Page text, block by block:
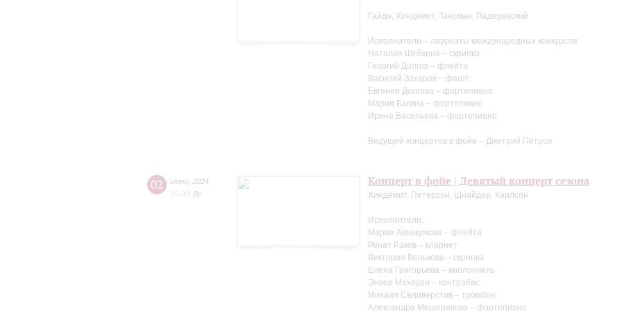
Гайдн, Хиндемит, Тансман, Падеревский
Исполнители – лауреаты международных конкурсов:
Наталия Шейкина – скрипка
Георгий Долгов – флейта
Василий Захаров – фагот
Евгения Долгова – фортепиано
Мария Багина – фортепиано
Ирина Васильева – фортепиано
Ведущий концертов в фойе – Дмитрий Петров
02 июня 2024
15:00 Вс
Концерт в фойе | Девятый концерт сезона
Хиндемит, Петерсон, Шнайдер, Карлсон
Исполнители:
Мария Аввакумова – флейта
Ренат Раков – кларнет
Виктория Велькова – скрипка
Елена Григорьева – виолончель
Энвер Махаури – контрабас
Михаил Селиверстов – тромбон
Александра Мещерякова – фортепиано